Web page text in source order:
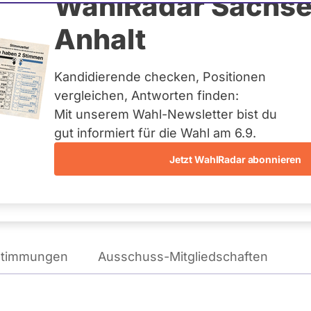
Anhalt
Kandidierende checken, Positionen
vergleichen, Antworten finden:
Mit unserem Wahl-Newsletter bist du
gut informiert für die Wahl am 6.9.
Jetzt WahlRadar abonnieren
Kronach, Lichtenfels
WAHLKAMPFPOSITIONEN
Ausschuss-Mitgliedschaften